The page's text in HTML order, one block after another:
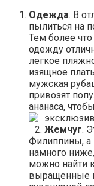
Одежда. В
пылиться на
Тем более
одежду
легкое
изящное
мужская
привозят
ананаса,
Жемчуг.
Филиппины, а
намного
можно найти
выращенные